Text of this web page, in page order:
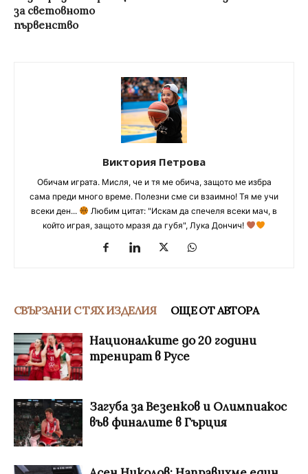
за световното
първенство
Виктория Петрова
Обичам играта. Мисля, че и тя ме обича, защото ме избра
сама преди много време. Полезни сме си взаимно! Тя ме учи
всеки ден...
Любим цитат: "Искам да спечеля всеки мач, в
който играя, защото мразя да губя", Лука Дончич!
СВЪРЗАНИ С ТЯХ ИЗДЕЛИЯ ОЩЕ ОТ АВТОРА
Националките до 20 години
тренират в Русе
Загуба за Везенков и Олимпиакос
във финалите в Гърция